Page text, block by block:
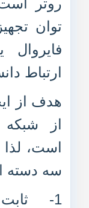
روتر
توان
فایروال
ارتباط
هدف از
از
است،
سه دسته
1- ثابت کردن محرمانگی داده